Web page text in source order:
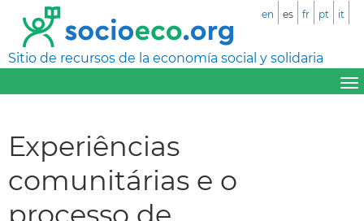
Sitio de recursos de la economía social y solidaria
en es fr pt it
Experiências
comunitárias e o
processo de